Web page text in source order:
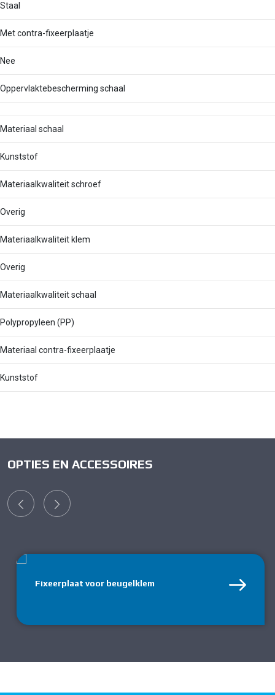
Staal
Met contra-fixeerplaatje
Nee
Oppervlaktebescherming schaal
Materiaal schaal
Kunststof
Materiaalkwaliteit schroef
Overig
Materiaalkwaliteit klem
Overig
Materiaalkwaliteit schaal
Polypropyleen (PP)
Materiaal contra-fixeerplaatje
Kunststof
OPTIES EN ACCESSOIRES
Fixeerplaat voor beugelklem